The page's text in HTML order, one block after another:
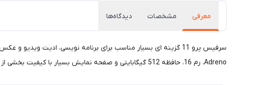
معرفی مشخصات دیدگاه‌ها
Adreno، رم 16، حافظه 512 گیگابایتی و صفحه نمایش بسیار با کیفیت بخشی از ویژگی های این سرفیس می باشد.